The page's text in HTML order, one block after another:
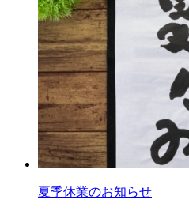
夏季休業のお知らせ